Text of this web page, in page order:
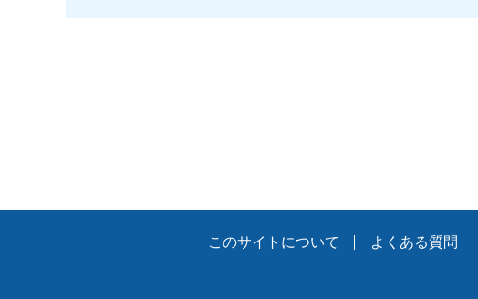
このサイトについて よくある質問